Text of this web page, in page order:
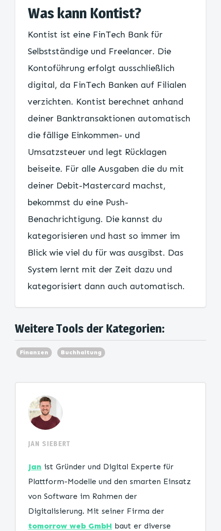
Was kann Kontist?
Kontist ist eine FinTech Bank für
Selbstständige und Freelancer. Die
Kontoführung erfolgt ausschließlich
digital, da FinTech Banken auf Filialen
verzichten. Kontist berechnet anhand
deiner Banktransaktionen automatisch
die fällige Einkommen- und
Umsatzsteuer und legt Rücklagen
beiseite. Für alle Ausgaben die du mit
deiner Debit-Mastercard machst,
bekommst du eine Push-
Benachrichtigung. Die kannst du
kategorisieren und hast so immer im
Blick wie viel du für was ausgibst. Das
System lernt mit der Zeit dazu und
kategorisiert dann auch automatisch.
Weitere Tools der Kategorien:
Finanzen Buchhaltung
JAN SIEBERT
Jan ist Gründer und Digital Experte für
Plattform-Modelle und den smarten Einsatz
von Software im Rahmen der
Digitalisierung. Mit seiner Firma der
tomorrow web GmbH baut er diverse